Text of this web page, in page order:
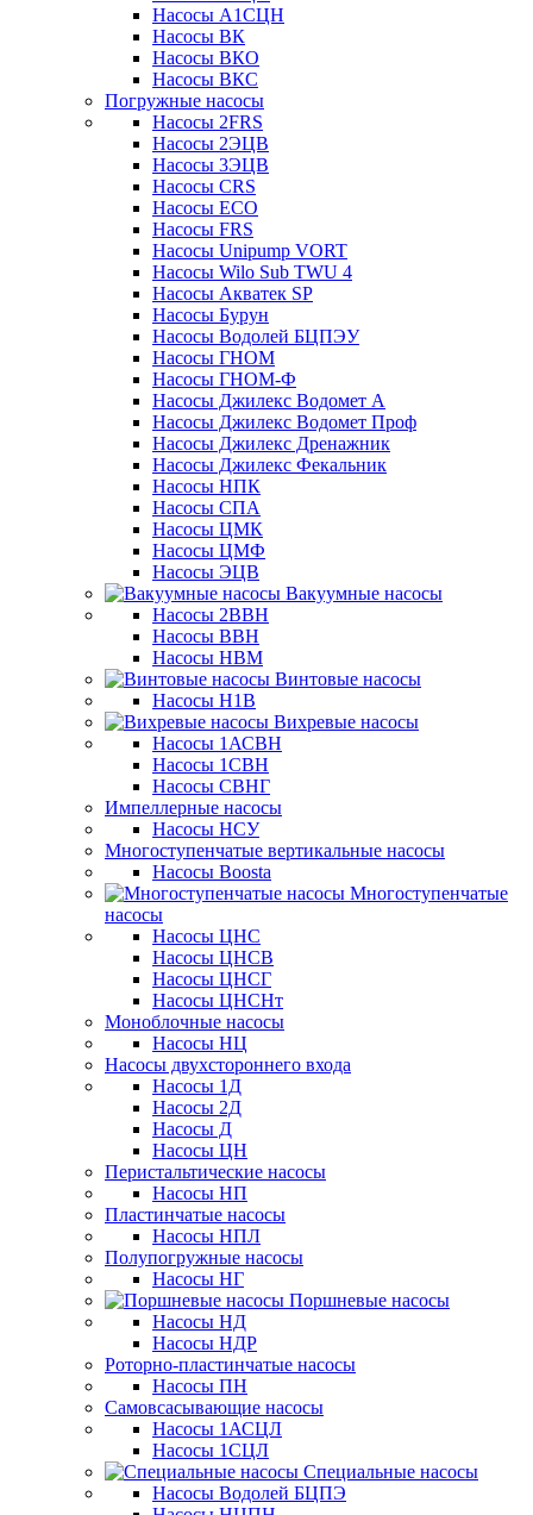
Насосы А1СЦН
Насосы ВК
Насосы ВКО
Насосы ВКС
Погружные насосы
Насосы 2FRS
Насосы 2ЭЦВ
Насосы 3ЭЦВ
Насосы CRS
Насосы ECO
Насосы FRS
Насосы Unipump VORT
Насосы Wilo Sub TWU 4
Насосы Акватек SP
Насосы Бурун
Насосы Водолей БЦПЭУ
Насосы ГНОМ
Насосы ГНОМ-Ф
Насосы Джилекс Водомет А
Насосы Джилекс Водомет Проф
Насосы Джилекс Дренажник
Насосы Джилекс Фекальник
Насосы НПК
Насосы СПА
Насосы ЦМК
Насосы ЦМФ
Насосы ЭЦВ
Вакуумные насосы
Насосы 2ВВН
Насосы ВВН
Насосы НВМ
Винтовые насосы
Насосы Н1В
Вихревые насосы
Насосы 1АСВН
Насосы 1СВН
Насосы СВНГ
Импеллерные насосы
Насосы НСУ
Многоступенчатые вертикальные насосы
Насосы Boosta
Многоступенчатые
насосы
Насосы ЦНС
Насосы ЦНСВ
Насосы ЦНСГ
Насосы ЦНСНт
Моноблочные насосы
Насосы НЦ
Насосы двухстороннего входа
Насосы 1Д
Насосы 2Д
Насосы Д
Насосы ЦН
Перистальтические насосы
Насосы НП
Пластинчатые насосы
Насосы НПЛ
Полупогружные насосы
Насосы НГ
Поршневые насосы
Насосы НД
Насосы НДР
Роторно-пластинчатые насосы
Насосы ПН
Самовсасывающие насосы
Насосы 1АСЦЛ
Насосы 1СЦЛ
Специальные насосы
Насосы Водолей БЦПЭ